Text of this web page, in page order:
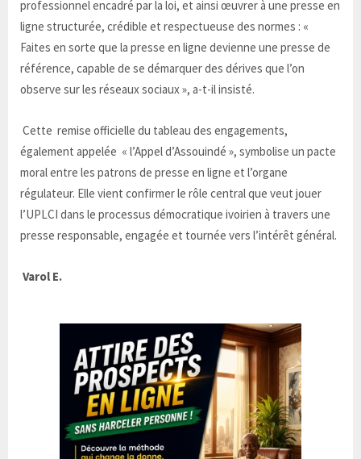
professionnel encadré par la loi, et ainsi œuvrer à une presse en
ligne structurée, crédible et respectueuse des normes : «
Faites en sorte que la presse en ligne devienne une presse de
référence, capable de se démarquer des dérives que l’on
observe sur les réseaux sociaux », a-t-il insisté.
Cette remise officielle du tableau des engagements,
également appelée « l’Appel d’Assouindé », symbolise un pacte
moral entre les patrons de presse en ligne et l’organe
régulateur. Elle vient confirmer le rôle central que veut jouer
l’UPLCI dans le processus démocratique ivoirien à travers une
presse responsable, engagée et tournée vers l’intérêt général.
Varol E.